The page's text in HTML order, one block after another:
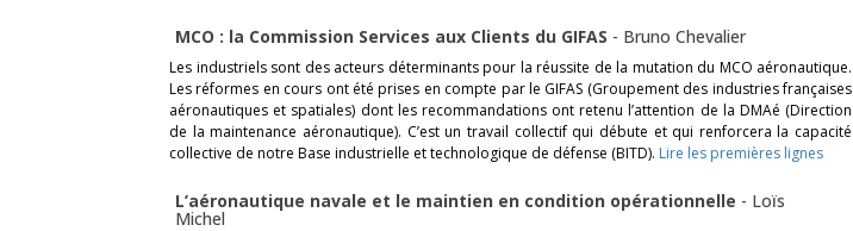
MCO : la Commission Services aux Clients du GIFAS - Bruno Chevalier
Les industriels sont des acteurs déterminants pour la réussite de la mutation du MCO aéronautique.
Les réformes en cours ont été prises en compte par le GIFAS (Groupement des industries françaises
aéronautiques et spatiales) dont les recommandations ont retenu l’attention de la DMAé (Direction
de la maintenance aéronautique). C’est un travail collectif qui débute et qui renforcera la capacité
collective de notre Base industrielle et technologique de défense (BITD). Lire les premières lignes
L’aéronautique navale et le maintien en condition opérationnelle - Loïs
Michel